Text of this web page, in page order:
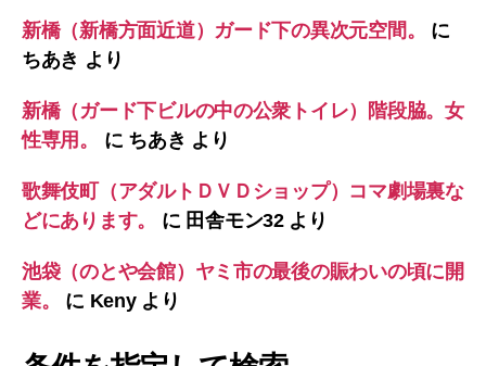
新橋（新橋方面近道）ガード下の異次元空間。
に
ちあき より
新橋（ガード下ビルの中の公衆トイレ）階段脇。女
性専用。
に ちあき より
歌舞伎町（アダルトＤＶＤショップ）コマ劇場裏な
どにあります。
に 田舎モン32より
池袋（のとや会館）ヤミ市の最後の賑わいの頃に開
業。
に Kenyより